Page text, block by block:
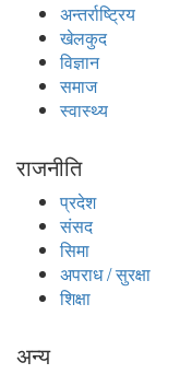
अन्तर्राष्ट्रिय
खेलकुद
विज्ञान
समाज
स्वास्थ्य
राजनीति
प्रदेश
संसद
सिमा
अपराध / सुरक्षा
शिक्षा
अन्य